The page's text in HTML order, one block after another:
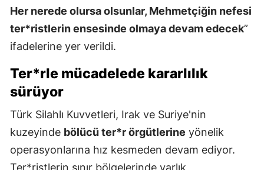
Her nerede olursa olsunlar, Mehmetçiğin nefesi
ter*ristlerin ensesinde olmaya devam edecek”
ifadelerine yer verildi.
Ter*rle mücadelede kararlılık
sürüyor
Türk Silahlı Kuvvetleri, Irak ve Suriye'nin
kuzeyinde bölücü ter*r örgütlerine yönelik
operasyonlarına hız kesmeden devam ediyor.
Ter*ristlerin sınır bölgelerinde varlık